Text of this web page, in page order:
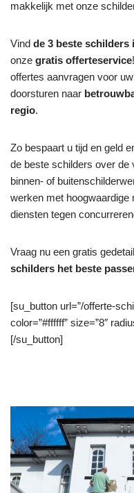
makkelijk met onze
Vind de 3 beste schilders
onze gratis offerteservice
offertes aanvragen voor
doorsturen naar
regio.
Zo bespaart u tijd en geld
de beste schilders over de
binnen- of
werken met hoogwaardige
diensten tegen
Vraag nu een gratis
schilders het beste
[su_button url=”/offerte-
color=”#ffffff” size=”8″
[/su_button]